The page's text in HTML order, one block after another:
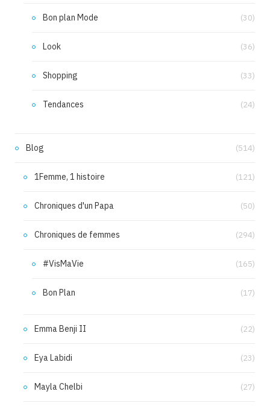
Bon plan Mode (30)
Look (36)
Shopping (33)
Tendances (24)
Blog (514)
1Femme, 1 histoire (121)
Chroniques d'un Papa (50)
Chroniques de femmes (294)
#VisMaVie (165)
Bon Plan (17)
Emma Benji II (22)
Eya Labidi (23)
Mayla Chelbi (27)